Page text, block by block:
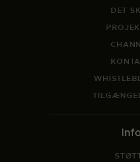
DET